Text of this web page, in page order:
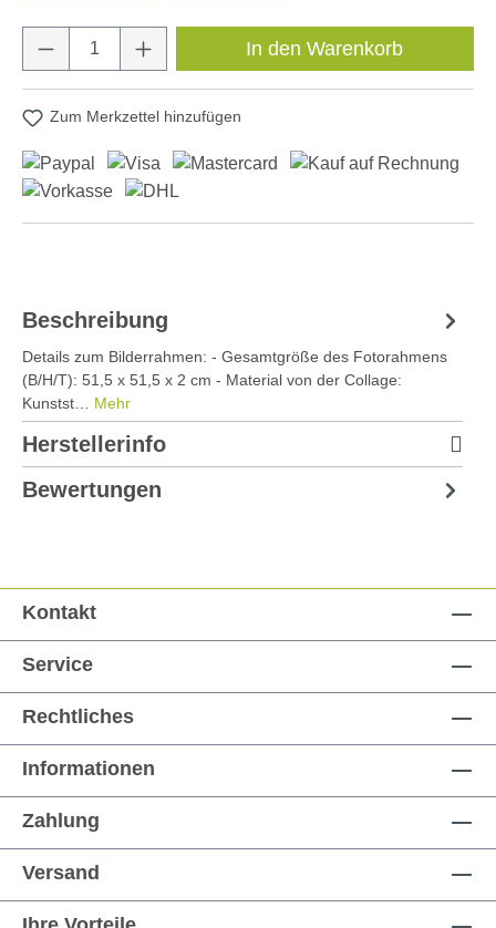
Produkt Anzahl: Gib den gewünschten
In den Warenkorb
Zum Merkzettel hinzufügen
Beschreibung
Details zum Bilderrahmen: - Gesamtgröße des Fotorahmens
(B/H/T): 51,5 x 51,5 x 2 cm - Material von der Collage:
Kunstst… Mehr
Herstellerinfo
Bewertungen
Kontakt
Service
Rechtliches
Informationen
Zahlung
Versand